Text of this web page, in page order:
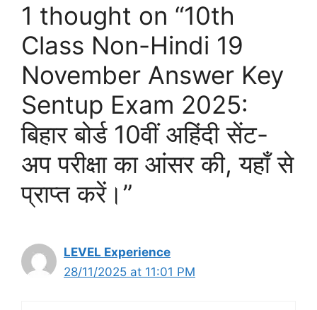
1 thought on “10th
Class Non-Hindi 19
November Answer Key
Sentup Exam 2025:
बिहार बोर्ड 10वीं अहिंदी सेंट-
अप परीक्षा का आंसर की, यहाँ से
प्राप्त करें।”
LEVEL Experience
28/11/2025 at 11:01 PM